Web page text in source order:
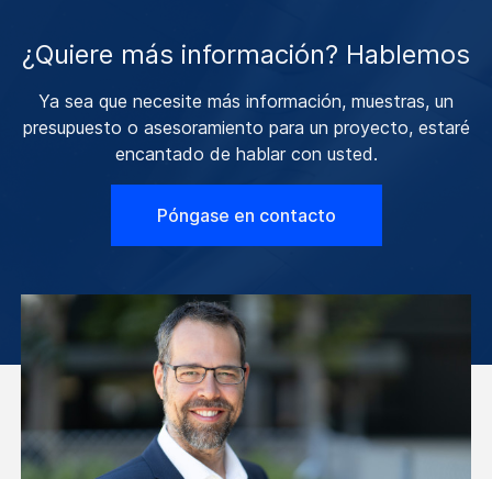
¿Quiere más información? Hablemos
Ya sea que necesite más información, muestras, un
presupuesto o asesoramiento para un proyecto, estaré
encantado de hablar con usted.
Póngase en contacto